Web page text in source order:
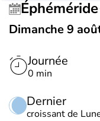
Éphéméride
Dimanche 9
Journée
0 min
Dernier
croissant de